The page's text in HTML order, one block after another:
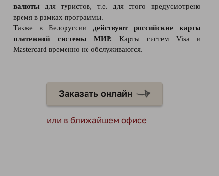
валюты для туристов, т.е. для этого предусмотрено
время в рамках программы.
Также в Белоруссии действуют российские карты
платежной системы МИР. Карты систем Visa и
Mastercard временно не обслуживаются.
Заказать онлайн
или в ближайшем офисе